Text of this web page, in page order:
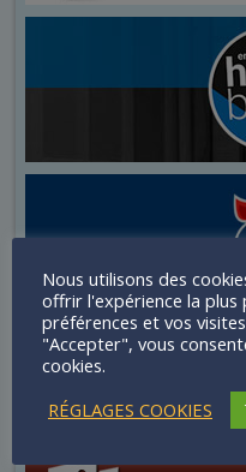
Nous utilisons des
offrir l'expérience la
préférences et vos
"Accepter", vous
cookies.
RÉGLAGES COOKIES